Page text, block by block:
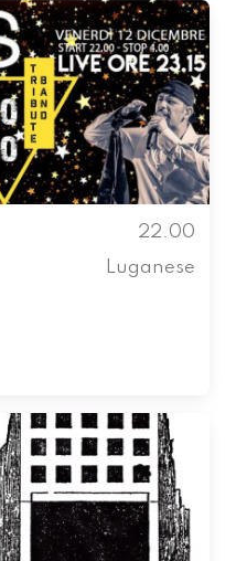
22.00
Luganese